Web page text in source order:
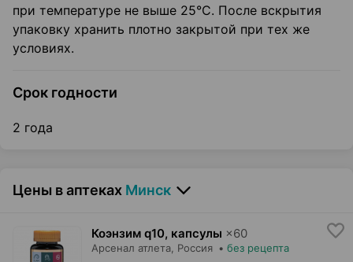
при температуре не выше 25°С. После вскрытия
упаковку хранить плотно закрытой при тех же
условиях.
Срок годности
2 года
Цены в аптеках Минск
Коэнзим q10, капсулы ×60
Арсенал атлета, Россия • без рецепта